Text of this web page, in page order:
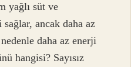
yağlı süt ve
ancak daha az
daha az enerji
hangisi? Sayısız